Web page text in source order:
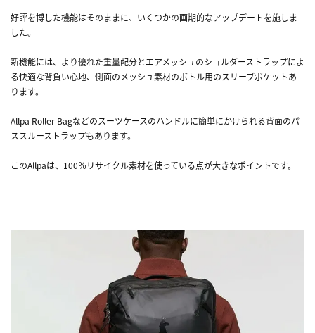
好評を博した機能はそのままに、いくつかの画期的なアップデートを施しま
した。
新機能には、より優れた重量配分とエアメッシュのショルダーストラップによ
る快適な背負い心地、側面のメッシュ素材のボトル用のスリーブポケットあ
ります。
Allpa Roller Bagなどのスーツケースのハンドルに簡単にかけられる背面のパ
ススルーストラップもあります。
このAllpaは、100％リサイクル素材を使っている点が大きなポイントです。